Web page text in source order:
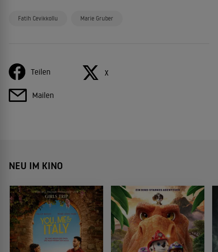
Fatih Cevikkollu Marie Gruber
Teilen X
Mailen
NEU IM KINO